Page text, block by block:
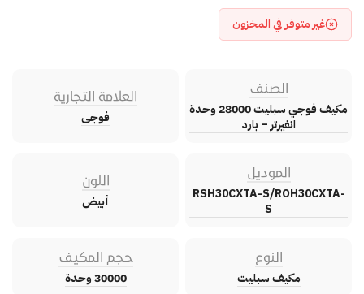
غير متوفر في المخزون
الصنف
مكيف فوجي سبليت 28000 وحدة
انفيرتر – بارد
العلامة التجارية
فوجى
الموديل
RSH30CXTA-S/ROH30CXTA-
S
اللون
أبيض
النوع
مكيف سبليت
حجم المكيف
30000 وحدة